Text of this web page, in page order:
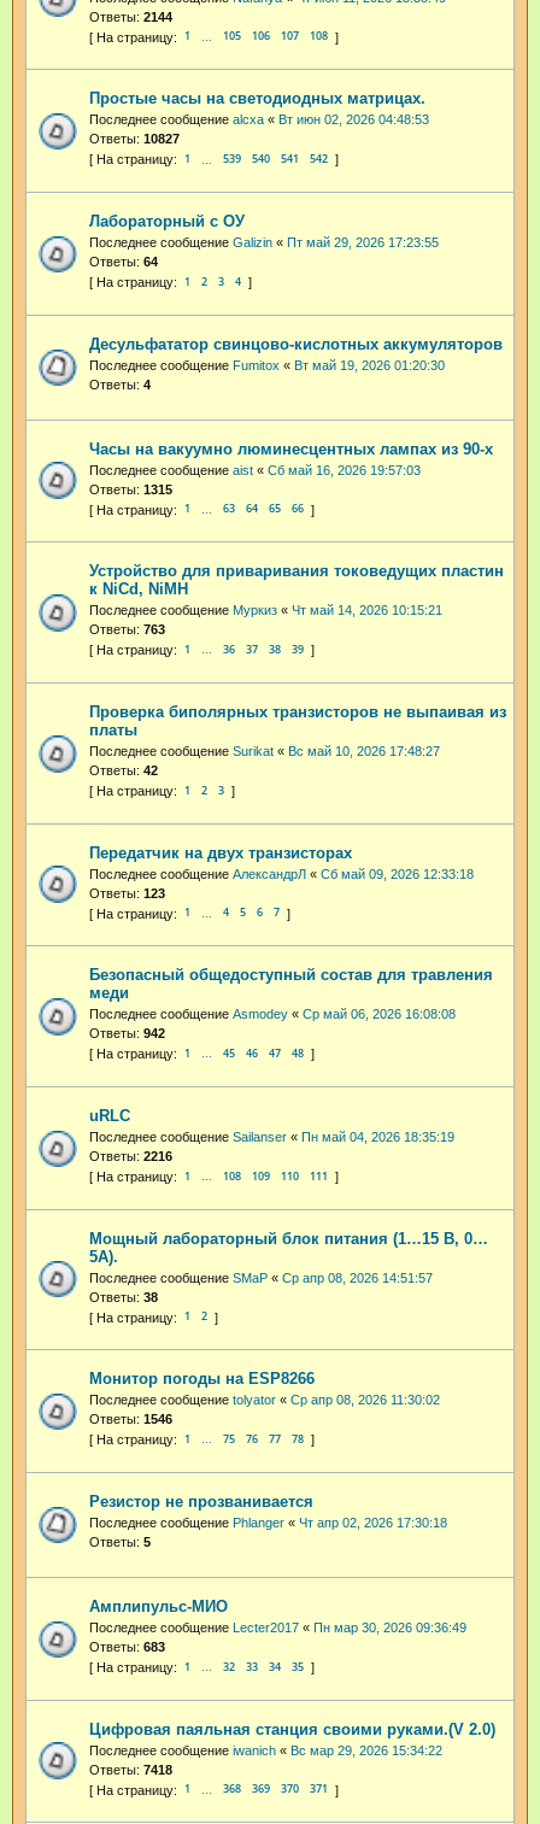
Ответы: 2144
1 105 106 107 108
Простые часы на светодиодных матрицах.
Последнее сообщение alcxa « Вт июн 02, 2026 04:48:53
Ответы: 10827
1 539 540 541 542
Лабораторный с ОУ
Последнее сообщение Galizin « Пт май 29, 2026 17:23:55
Ответы: 64
1 2 3 4
Десульфататор свинцово-кислотных аккумуляторов
Последнее сообщение Fumitox « Вт май 19, 2026 01:20:30
Ответы: 4
Часы на вакуумно люминесцентных лампах из 90-х
Последнее сообщение aist « Сб май 16, 2026 19:57:03
Ответы: 1315
1 63 64 65 66
Устройство для приваривания токоведущих пластин
к NiCd, NiMH
Последнее сообщение Муркиз « Чт май 14, 2026 10:15:21
Ответы: 763
1 … 36 37 38 39
Проверка биполярных транзисторов не выпаивая из
платы
Последнее сообщение Surikat « Вс май 10, 2026 17:48:27
Ответы: 42
1 2 3
Передатчик на двух транзисторах
Последнее сообщение АлександрЛ « Сб май 09, 2026 12:33:18
Ответы: 123
1 4 5 6 7
Безопасный общедоступный состав для травления
меди
Последнее сообщение Asmodey « Ср май 06, 2026 16:08:08
Ответы: 942
1 … 45 46 47 48
uRLC
Последнее сообщение Sailanser « Пн май 04, 2026 18:35:19
Ответы: 2216
1 … 108 109 110 111
Мощный лабораторный блок питания (1…15 В, 0…
5А).
Последнее сообщение SMaP « Ср апр 08, 2026 14:51:57
Ответы: 38
1 2
Монитор погоды на ESP8266
Последнее сообщение tolyator « Ср апр 08, 2026 11:30:02
Ответы: 1546
1 … 75 76 77 78
Резистор не прозванивается
Последнее сообщение Phlanger « Чт апр 02, 2026 17:30:18
Ответы: 5
Амплипульс-МИО
Последнее сообщение Lecter2017 « Пн мар 30, 2026 09:36:49
Ответы: 683
1 32 33 34 35
Цифровая паяльная станция своими руками.(V 2.0)
Последнее сообщение iwanich « Вс мар 29, 2026 15:34:22
Ответы: 7418
1 368 369 370 371